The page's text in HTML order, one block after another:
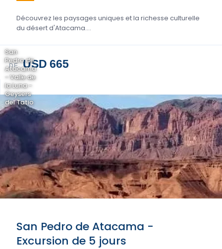
Découvrez les paysages uniques et la richesse culturelle
du désert d'Atacama....
DE USD 665
San
Pedro de
Atacama
- Valle de
la Luna -
Geysers
del Tatio
San Pedro de Atacama -
Excursion de 5 jours